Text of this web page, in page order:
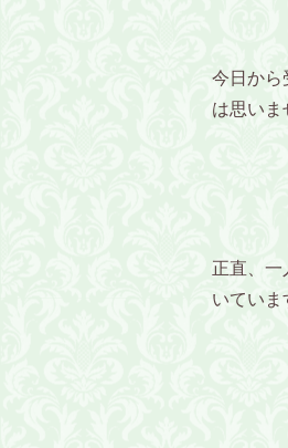
今日から
は思いま
正直、一
いていま